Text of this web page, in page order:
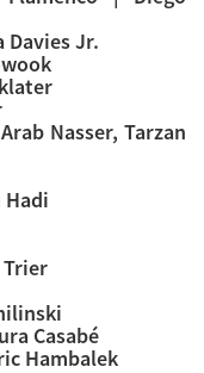
Davies Jr.
Nasser, Tarzan
Hadi
Casabé
Hambalek